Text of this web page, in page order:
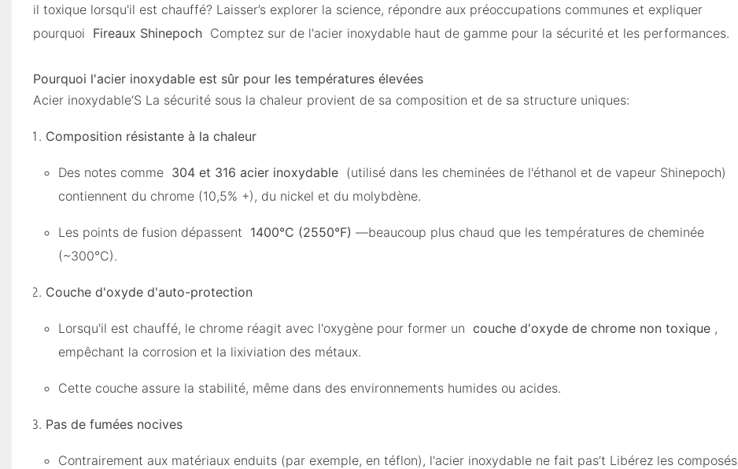
il toxique lorsqu'il est chauffé? Laisser’s explorer la science, répondre aux préoccupations communes et expliquer
pourquoi Fireaux Shinepoch Comptez sur de l'acier inoxydable haut de gamme pour la sécurité et les performances.
Pourquoi l'acier inoxydable est sûr pour les températures élevées
Acier inoxydable’S La sécurité sous la chaleur provient de sa composition et de sa structure uniques:
Composition résistante à la chaleur
Des notes comme 304 et 316 acier inoxydable (utilisé dans les cheminées de l'éthanol et de vapeur Shinepoch)
contiennent du chrome (10,5% +), du nickel et du molybdène.
Les points de fusion dépassent 1400°C (2550°F) —beaucoup plus chaud que les températures de cheminée
(~300°C).
Couche d'oxyde d'auto-protection
Lorsqu'il est chauffé, le chrome réagit avec l'oxygène pour former un couche d'oxyde de chrome non toxique ,
empêchant la corrosion et la lixiviation des métaux.
Cette couche assure la stabilité, même dans des environnements humides ou acides.
Pas de fumées nocives
Contrairement aux matériaux enduits (par exemple, en téflon), l'acier inoxydable ne fait pas’t Libérez les composés